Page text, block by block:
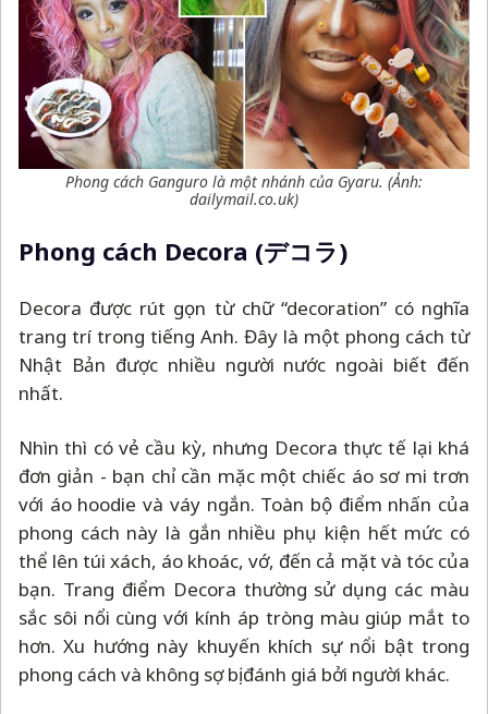
Phong cách Ganguro là một nhánh của Gyaru. (Ảnh:
dailymail.co.uk)
Phong cách Decora (デコラ)
Decora được rút gọn từ chữ “decoration” có nghĩa
trang trí trong tiếng Anh. Đây là một phong cách từ
Nhật Bản được nhiều người nước ngoài biết đến
nhất.
Nhìn thì có vẻ cầu kỳ, nhưng Decora thực tế lại khá
đơn giản - bạn chỉ cần mặc một chiếc áo sơ mi trơn
với áo hoodie và váy ngắn. Toàn bộ điểm nhấn của
phong cách này là gắn nhiều phụ kiện hết mức có
thể lên túi xách, áo khoác, vớ, đến cả mặt và tóc của
bạn. Trang điểm Decora thường sử dụng các màu
sắc sôi nổi cùng với kính áp tròng màu giúp mắt to
hơn. Xu hướng này khuyến khích sự nổi bật trong
phong cách và không sợ bị đánh giá bởi người khác.